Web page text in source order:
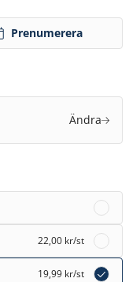
Prenumerera
Ändra
22,00 kr/st
19,99 kr/st